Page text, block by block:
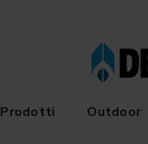
Prodotti Outdoor